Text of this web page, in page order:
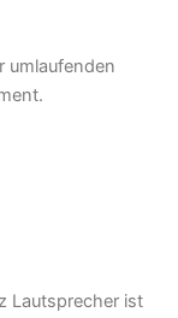
umlaufenden
Lautsprecher ist